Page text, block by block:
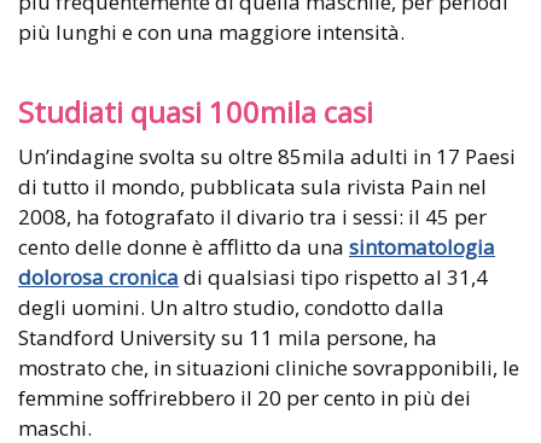
più lunghi e con una maggiore intensità.
Studiati quasi 100mila casi
Un’indagine svolta su oltre 85mila adulti in 17 Paesi
di tutto il mondo, pubblicata sula rivista Pain nel
2008, ha fotografato il divario tra i sessi: il 45 per
cento delle donne è afflitto da una sintomatologia
dolorosa cronica di qualsiasi tipo rispetto al 31,4
degli uomini. Un altro studio, condotto dalla
Standford University su 11 mila persone, ha
mostrato che, in situazioni cliniche sovrapponibili, le
femmine soffrirebbero il 20 per cento in più dei
maschi.